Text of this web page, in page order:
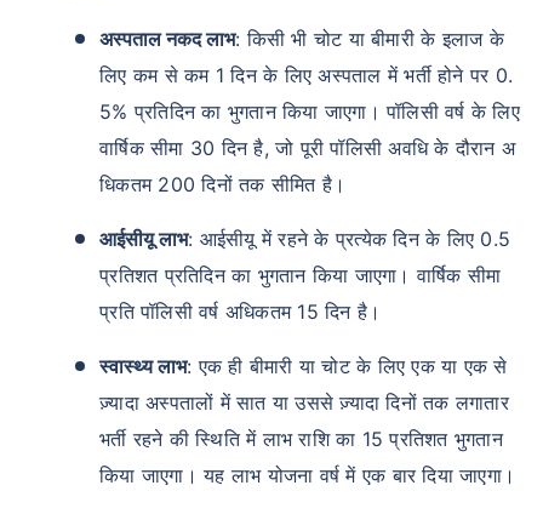
अस्पताल नकद लाभ: किसी भी चोट या बीमारी के इलाज के
लिए कम से कम 1 दिन के लिए अस्पताल में भर्ती होने पर 0.
5% प्रतिदिन का भुगतान किया जाएगा। पॉलिसी वर्ष के लिए
वार्षिक सीमा 30 दिन है, जो पूरी पॉलिसी अवधि के दौरान अ
धिकतम 200 दिनों तक सीमित है।
आईसीयू लाभ: आईसीयू में रहने के प्रत्येक दिन के लिए 0.5
प्रतिशत प्रतिदिन का भुगतान किया जाएगा। वार्षिक सीमा
प्रति पॉलिसी वर्ष अधिकतम 15 दिन है।
स्वास्थ्य लाभ: एक ही बीमारी या चोट के लिए एक या एक से
ज़्यादा अस्पतालों में सात या उससे ज़्यादा दिनों तक लगातार
भर्ती रहने की स्थिति में लाभ राशि का 15 प्रतिशत भुगतान
किया जाएगा। यह लाभ योजना वर्ष में एक बार दिया जाएगा।